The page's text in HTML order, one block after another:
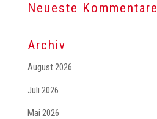
Neueste Kommentare
Archiv
August 2026
Juli 2026
Mai 2026